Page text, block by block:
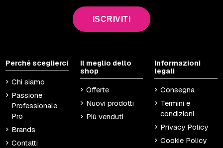
ISCRIVITI
Perché sceglierci
Chi siamo
Passione
Professionale
Pro
Brands
Contatti
Il meglio dello
shop
Offerte
Nuovi prodotti
Più venduti
Informazioni
legali
Consegna
Termini e
condizioni
Privacy Policy
Cookie Policy